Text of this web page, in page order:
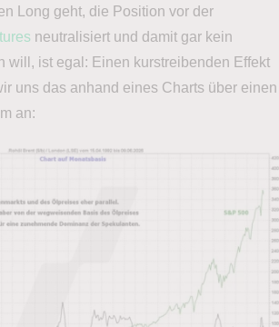
Long geht, die Position vor der
neutralisiert und damit gar kein
will, ist egal: Einen kurstreibenden Effekt
uns das anhand eines Charts über einen
an: